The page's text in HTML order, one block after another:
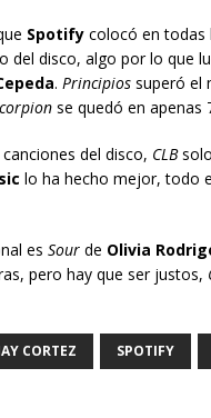
Spotifycolocó en todas
del disco, algo por lo que
. Principiossuperó el
se quedó en apenas
del disco, CLB
lo ha hecho mejor, todo
es Sourde Olivia
pero hay que ser justos,
CORTEZ SPOTIFY